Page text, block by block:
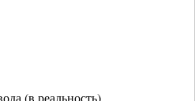
(в реальность)